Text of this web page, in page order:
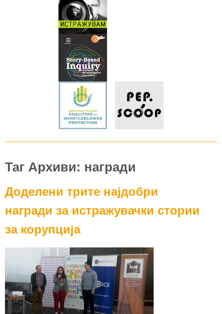
Таг Архиви: награди
Доделени трите најдобри
награди за истражувачки стории
за корупција